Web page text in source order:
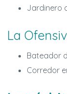
Jardinero
La
Bateador
Corredor